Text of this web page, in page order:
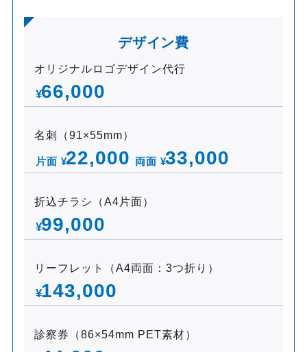
デザイン費
オリジナルロゴデザイン代行
¥66,000
名刺（91×55mm）
片面 ¥22,000 両面 ¥33,000
折込チラシ（A4片面）
¥99,000
リーフレット（A4両面：3つ折り）
¥143,000
診察券（86×54mm PET素材）